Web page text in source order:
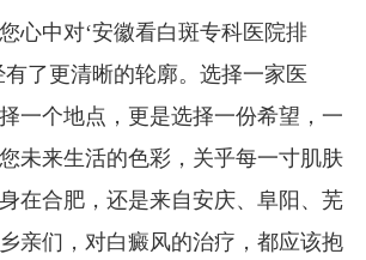
心中对‘安徽看白斑专科医院排
有了更清晰的轮廓。选择一家医
一个地点，更是选择一份希望，一
未来生活的色彩，关乎每一寸肌肤
在合肥，还是来自安庆、阜阳、芜
亲们，对白癜风的治疗，都应该抱